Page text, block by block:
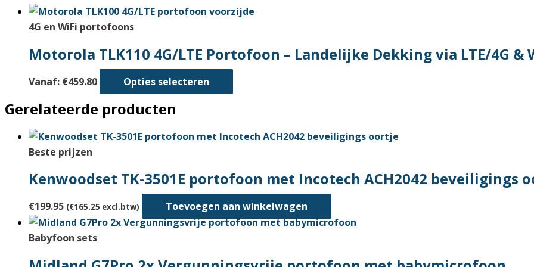
4G en WiFi portofoons
Motorola TLK110 4G/LTE Portofoon – Landelijke Dekking via LTE/4G &
Vanaf: €459.80 Opties selecteren
product
variaties.
optie
gekozen
worden
Gerelateerde producten
Beste prijzen
Kenwoodset TK-3501E portofoon met Incotech ACH2042 beveiligings
€199.95 (€165.25 excl.btw) Toevoegen aan winkelwagen
Babyfoon sets